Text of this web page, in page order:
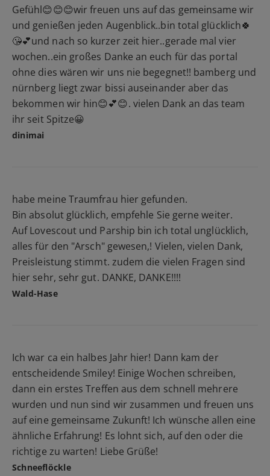
Gefühl😊😊😊wir freuen uns auf das gemeinsame wir
und genießen jeden Augenblick..bin total glücklich🍀
😘💕und nach so kurzer zeit hier..gerade mal vier
wochen..ein großes Danke an euch für das portal
ohne dies wären wir uns nie begegnet!! bamberg und
nürnberg liegt zwar bissi auseinander aber das
bekommen wir hin😊💕😊. vielen Dank an das team
ihr seit Spitze😀
dinimai
habe meine Traumfrau hier gefunden.
Bin absolut glücklich, empfehle Sie gerne weiter.
Auf Lovescout und Parship bin ich total unglücklich,
alles für den "Arsch" gewesen,! Vielen, vielen Dank,
Preisleistung stimmt. zudem die vielen Fragen sind
hier sehr, sehr gut. DANKE, DANKE!!!!
Wald-Hase
Ich war ca ein halbes Jahr hier! Dann kam der
entscheidende Smiley! Einige Wochen schreiben,
dann ein erstes Treffen aus dem schnell mehrere
wurden und nun sind wir zusammen und freuen uns
auf eine gemeinsame Zukunft! Ich wünsche allen eine
ähnliche Erfahrung! Es lohnt sich, auf den oder die
richtige zu warten! Liebe Grüße!
Schneeflöckle